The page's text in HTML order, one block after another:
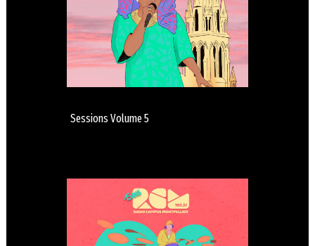
Sessions Volume 5